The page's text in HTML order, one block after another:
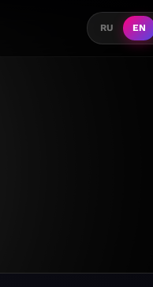
RU EN